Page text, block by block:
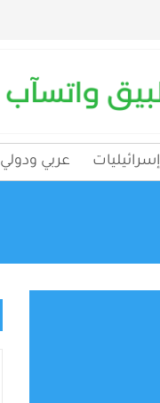
إسرائيليات عربي ودولي